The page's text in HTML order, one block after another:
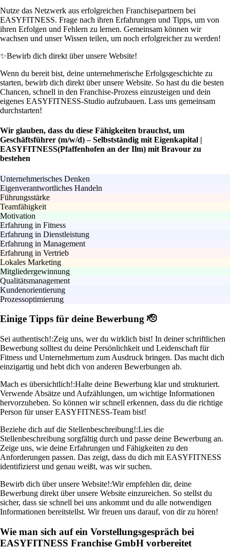
Nutze das Netzwerk aus erfolgreichen Franchisepartnern bei
EASYFITNESS. Frage nach ihren Erfahrungen und Tipps, um von
ihren Erfolgen und Fehlern zu lernen. Gemeinsam können wir
wachsen und unser Wissen teilen, um noch erfolgreicher zu werden!
✨Bewirb dich direkt über unsere Website!
Wenn du bereit bist, deine unternehmerische Erfolgsgeschichte zu
starten, bewirb dich direkt über unsere Website. So hast du die besten
Chancen, schnell in den Franchise-Prozess einzusteigen und dein
eigenes EASYFITNESS-Studio aufzubauen. Lass uns gemeinsam
durchstarten!
Wir glauben, dass du diese Fähigkeiten brauchst, um
Geschäftsführer (m/w/d) – Selbstständig mit Eigenkapital |
EASYFITNESS(Pfaffenhofen an der Ilm) mit Bravour zu
bestehen
Unternehmerisches Denken
Eigenverantwortliches Handeln
Führungsstärke
Teamfähigkeit
Motivation
Erfahrung in Fitness
Erfahrung in Dienstleistung
Erfahrung in Management
Erfahrung in Vertrieb
Lokales Marketing
Mitgliedergewinnung
Qualitätsmanagement
Kundenorientierung
Prozessoptimierung
Einige Tipps für deine Bewerbung 🫡
Sei authentisch!:Zeig uns, wer du wirklich bist! In deiner schriftlichen
Bewerbung solltest du deine Persönlichkeit und Leidenschaft für
Fitness und Unternehmertum zum Ausdruck bringen. Das macht dich
einzigartig und hebt dich von anderen Bewerbungen ab.
Mach es übersichtlich!:Halte deine Bewerbung klar und strukturiert.
Verwende Absätze und Aufzählungen, um wichtige Informationen
hervorzuheben. So können wir schnell erkennen, dass du die richtige
Person für unser EASYFITNESS-Team bist!
Beziehe dich auf die Stellenbeschreibung!:Lies die
Stellenbeschreibung sorgfältig durch und passe deine Bewerbung an.
Zeige uns, wie deine Erfahrungen und Fähigkeiten zu den
Anforderungen passen. Das zeigt, dass du dich mit EASYFITNESS
identifizierst und genau weißt, was wir suchen.
Bewirb dich über unsere Website!:Wir empfehlen dir, deine
Bewerbung direkt über unsere Website einzureichen. So stellst du
sicher, dass sie schnell bei uns ankommt und du alle notwendigen
Informationen bereitstellst. Wir freuen uns darauf, von dir zu hören!
Wie man sich auf ein Vorstellungsgespräch bei
EASYFITNESS Franchise GmbH vorbereitet